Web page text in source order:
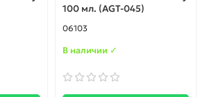
100 мл. (AGT-045)
06103
В наличии ✓